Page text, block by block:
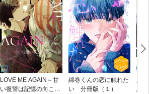
LOVE ME AGAIN～甘
い復讐は記憶の向こう
綿巻くんの恋に触れた
い 分冊版（１）
悪